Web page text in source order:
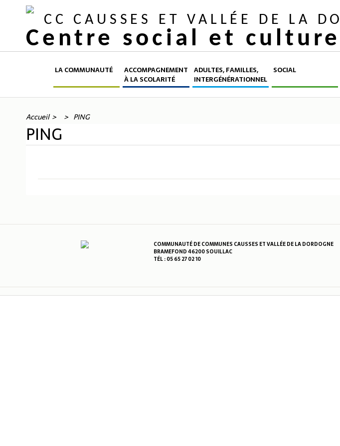
CC CAUSSES ET VALLÉE DE LA
Centre social et
LA COMMUNAUTÉ
ACCOMPAGNEMENT
À LA SCOLARITÉ
ADULTES, FAMILLES,
INTERGÉNÉRATIONNEL
SOCIAL
Accueil PING
PING
COMMUNAUTÉ DE COMMUNES CAUSSES ET VALLÉE DE LA DORDOGNE
BRAMEFOND 46200 SOUILLAC
TÉL : 05 65 27 02 10